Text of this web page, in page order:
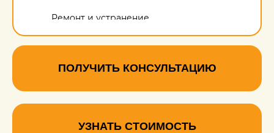
Ремонт и устранение
ПОЛУЧИТЬ КОНСУЛЬТАЦИЮ
УЗНАТЬ СТОИМОСТЬ